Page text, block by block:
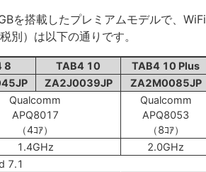
を搭載したプレミアムモデルで、WiFi
別）は以下の通りです。
8 TAB4 10
TAB4 10 Plus
ZA2J0039JP ZA2M0085JP
Qualcomm
APQ8017
（4ｺｱ）
Qualcomm
APQ8053
（8ｺｱ）
1.4GHz
2.0GHz
7.1